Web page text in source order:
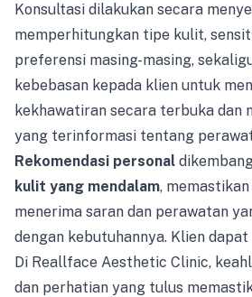
Konsultasi dilakukan secara
memperhitungkan tipe kulit,
preferensi masing-masing,
kebebasan kepada klien untuk
kekhawatiran secara terbuka dan
yang terinformasi tentang
Rekomendasi personal
kulit yang mendalam,
menerima saran dan perawatan
dengan kebutuhannya. Klien
Di Reallface Aesthetic Clinic,
dan perhatian yang tulus